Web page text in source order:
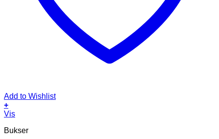
Add to Wishlist
+
Dette
har
Vis
Bukser